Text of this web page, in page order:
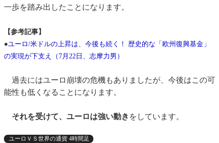
一歩を踏み出したことになります。
【参考記事】
●ユーロ/米ドルの上昇は、今後も続く！ 歴史的な「欧州復興基金」
の実現が下支え（7月22日、志摩力男）
過去にはユーロ崩壊の危機もありましたが、今後はこの可
能性も低くなることになります。
それを受けて、ユーロは強い動き をしています。
ユーロＶＳ世界の通貨 4時間足